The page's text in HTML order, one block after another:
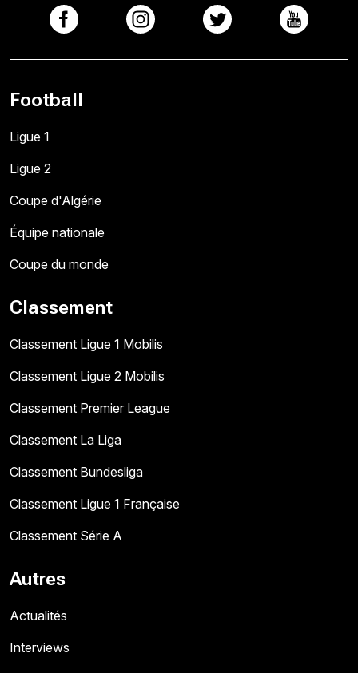
Football
Ligue 1
Ligue 2
Coupe d'Algérie
Équipe nationale
Coupe du monde
Classement
Classement Ligue 1 Mobilis
Classement Ligue 2 Mobilis
Classement Premier League
Classement La Liga
Classement Bundesliga
Classement Ligue 1 Française
Classement Série A
Autres
Actualités
Interviews